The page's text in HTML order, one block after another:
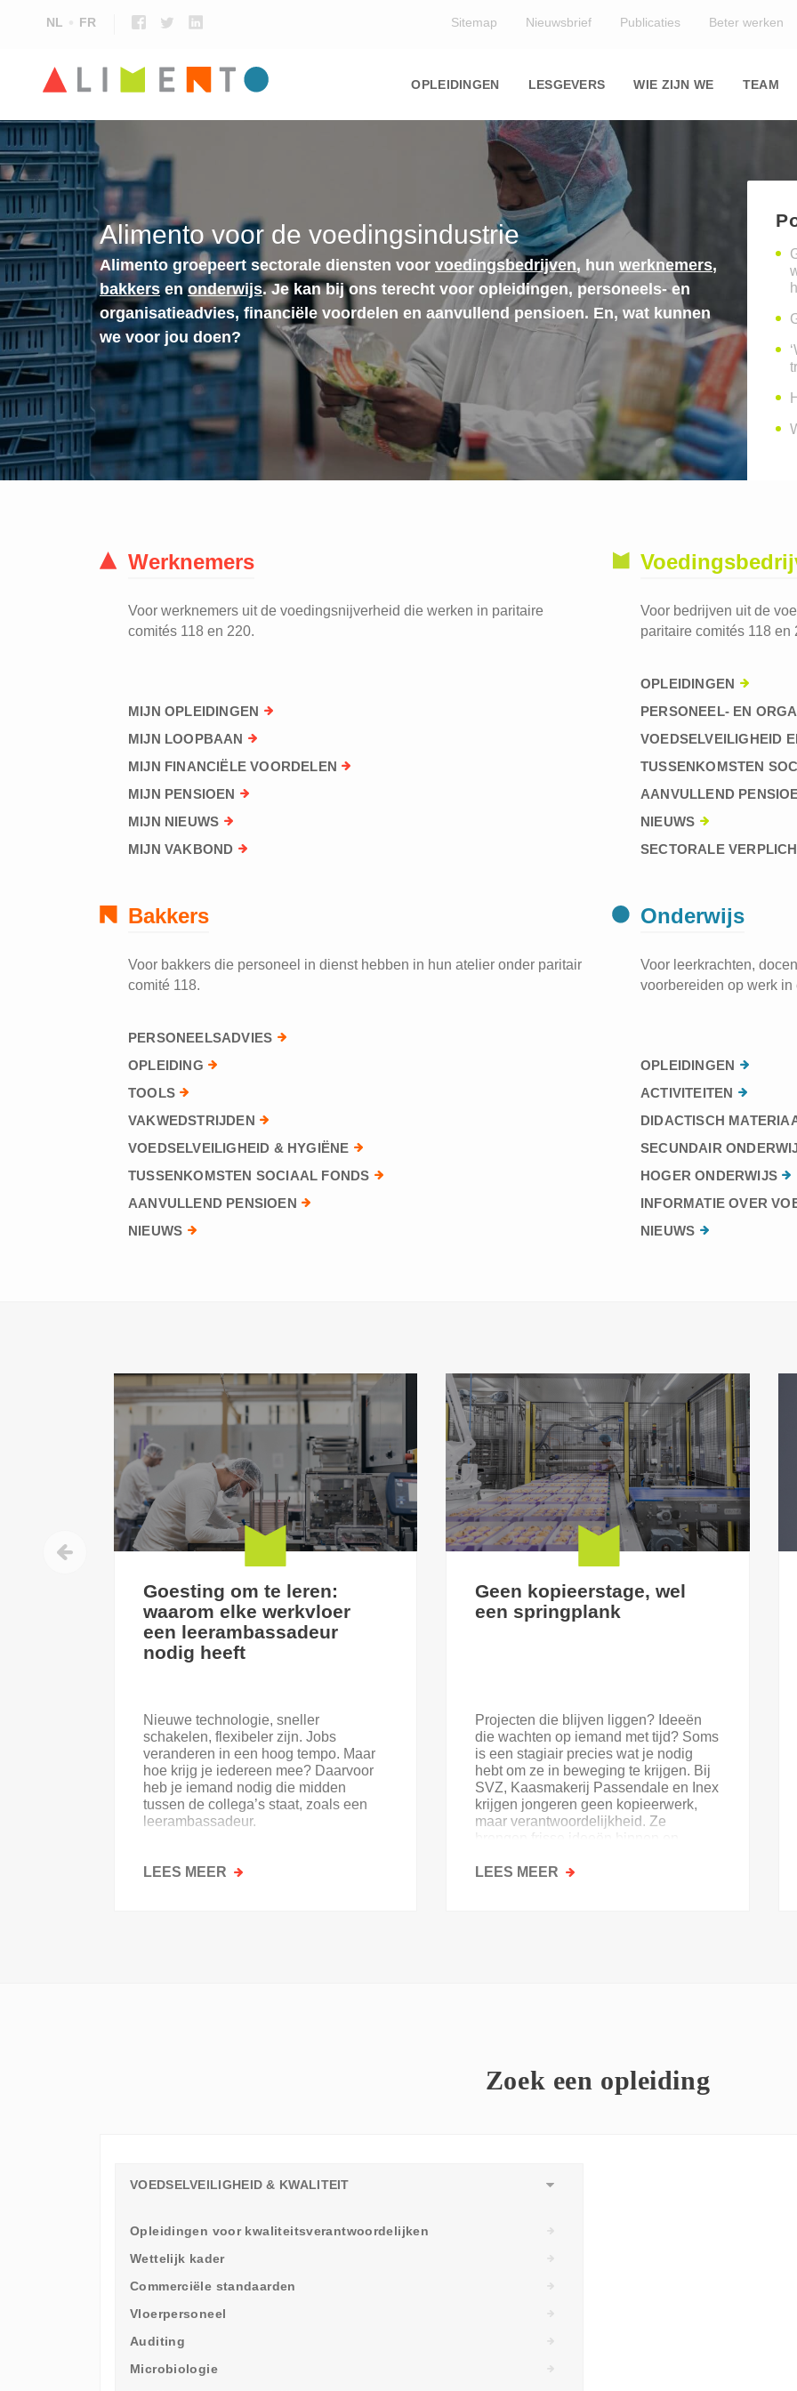
NL FR Sitemap Nieuwsbrief Publicaties Beter werken
navigation
OPLEIDINGEN LESGEVERS WIE ZIJN WE TEAM
Alimento voor de voedingsindustrie
Alimento groepeert sectorale diensten voor voedingsbedrijven, hun werknemers,
bakkersenonderwijs. Je kan bij ons terecht voor opleidingen, personeels- en
organisatieadvies, financiële voordelen en aanvullend pensioen. En, wat kunnen
we voor jou doen?
Werknemers
Voor werknemers uit de voedingsnijverheid die werken in paritaire
comités 118 en 220.
MIJN OPLEIDINGEN
MIJN LOOPBAAN
MIJN FINANCIËLE VOORDELEN
MIJN PENSIOEN
MIJN NIEUWS
MIJN VAKBOND
Voor bedrijven uit de
paritaire comités 118 en
OPLEIDINGEN
PERSONEEL- EN
VOEDSELVEILIGHEID
TUSSENKOMSTEN
AANVULLEND
NIEUWS
SECTORALE
Bakkers
Voor bakkers die personeel in dienst hebben in hun atelier onder paritair
comité 118.
PERSONEELSADVIES
OPLEIDING
TOOLS
VAKWEDSTRIJDEN
VOEDSELVEILIGHEID & HYGIËNE
TUSSENKOMSTEN SOCIAAL FONDS
AANVULLEND PENSIOEN
NIEUWS
Onderwijs
Voor leerkrachten,
voorbereiden op werk
OPLEIDINGEN
ACTIVITEITEN
DIDACTISCH
SECUNDAIR
HOGER ONDERWIJS
INFORMATIE OVER
NIEUWS
Goesting om te leren:
waarom elke werkvloer
een leerambassadeur
nodig heeft
Nieuwe technologie, sneller
schakelen, flexibeler zijn. Jobs
veranderen in een hoog tempo. Maar
hoe krijg je iedereen mee? Daarvoor
heb je iemand nodig die midden
tussen de collega’s staat, zoals een
leerambassadeur.
LEES MEER OVER
Geen kopieerstage, wel
een springplank
Projecten die blijven liggen? Ideeën
die wachten op iemand met tijd? Soms
is een stagiair precies wat je nodig
hebt om ze in beweging te krijgen. Bij
SVZ, Kaasmakerij Passendale en Inex
krijgen jongeren geen kopieerwerk,
maar verantwoordelijkheid. Ze
brengen frisse ideeën binnen en
LEES MEER OVER
Zoek een opleiding
VOEDSELVEILIGHEID & KWALITEIT
Opleidingen voor kwaliteitsverantwoordelijken
Wettelijk kader
Commerciële standaarden
Vloerpersoneel
Auditing
Microbiologie